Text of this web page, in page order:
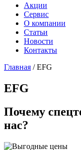
Акции
Сервис
О компании
Статьи
Новости
Контакты
Главная /EFG
EFG
Почему
нас?